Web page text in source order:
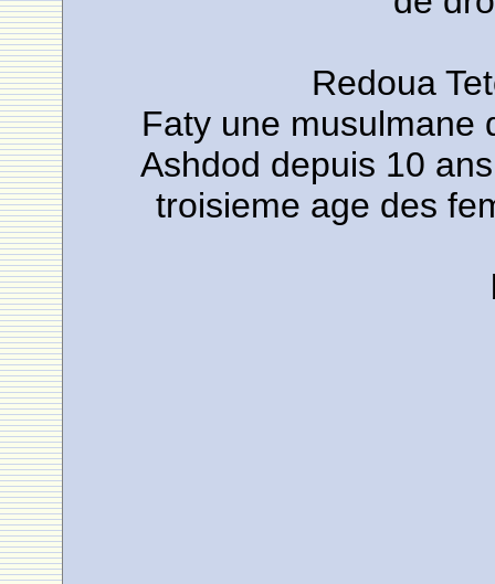
Redoua
Faty une musulmane
Ashdod depuis 10
troisieme age des